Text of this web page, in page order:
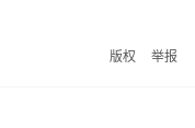
版权 举报